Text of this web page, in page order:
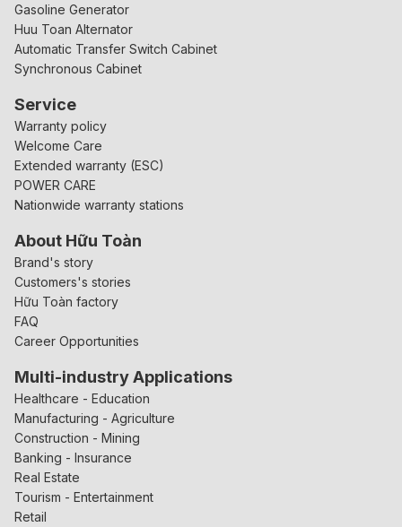
Gasoline Generator
Huu Toan Alternator
Automatic Transfer Switch Cabinet
Synchronous Cabinet
Service
Warranty policy
Welcome Care
Extended warranty (ESC)
POWER CARE
Nationwide warranty stations
About Hữu Toàn
Brand's story
Customers's stories
Hữu Toàn factory
FAQ
Career Opportunities
Multi-industry Applications
Healthcare - Education
Manufacturing - Agriculture
Construction - Mining
Banking - Insurance
Real Estate
Tourism - Entertainment
Retail